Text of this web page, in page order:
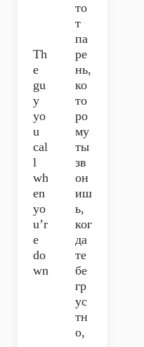
Th
e
gu
y
yo
u
cal
l
wh
en
yo
u’r
e
do
wn
то
т
па
ре
нь,
ко
то
ро
му
ты
зв
он
иш
ь,
ког
да
те
бе
гр
ус
тн
о,